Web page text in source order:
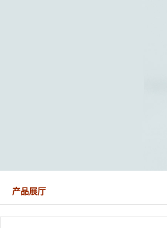
产品展厅